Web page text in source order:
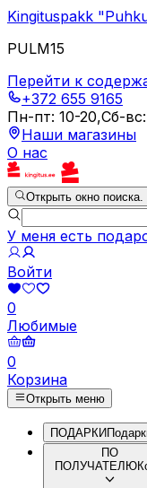
Kingituspakk
PULM15
Перейти к
+372 655 9165
Пн-пт: 10-20,Сб-вс:
Наши магазины
О нас
Открыть окно поиска.
У меня есть
Войти
0
Любимые
0
Корзина
Открыть меню
ПОДАРКИ
ПО
ПОЛУЧАТЕЛЮ